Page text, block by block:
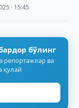
· 15:45
бўлинг
репортажлар ва
қулай